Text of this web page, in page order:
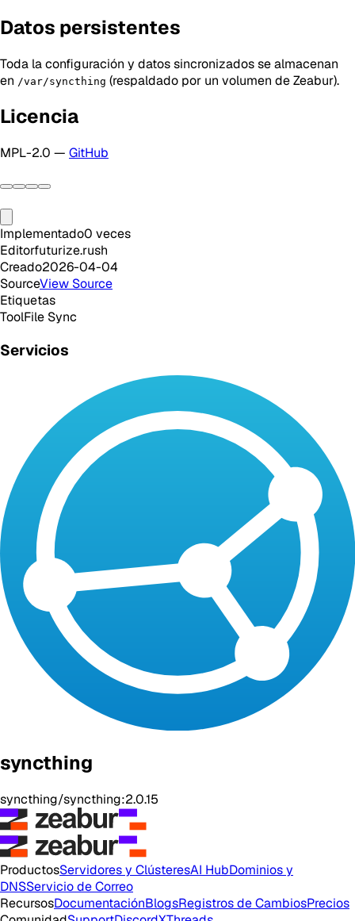
Datos persistentes
Toda la configuración y datos sincronizados se almacenan
en /var/syncthing (respaldado por un volumen de Zeabur).
Licencia
MPL-2.0 — GitHub
Implementado0 veces
Editorfuturize.rush
Creado2026-04-04
SourceView Source
Etiquetas
ToolFile Sync
Servicios
syncthing
syncthing/syncthing:2.0.15
ProductosServidores y ClústeresAI HubDominios y
DNSServicio de Correo
RecursosDocumentaciónBlogsRegistros de CambiosPrecios